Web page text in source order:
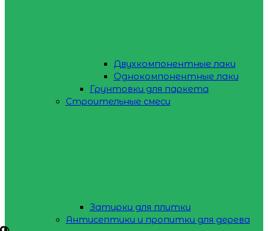
Двухкомпонентные лаки
Однокомпонентные лаки
Грунтовки для паркета
Строительные смеси
Затирки для плитки
Антисептики и пропитки для дерева